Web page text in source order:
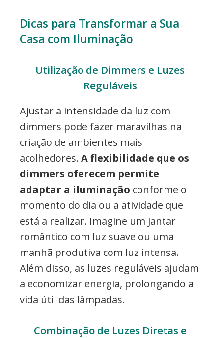
Dicas para Transformar a Sua
Casa com Iluminação
Utilização de Dimmers e Luzes
Reguláveis
Ajustar a intensidade da luz com
dimmers pode fazer maravilhas na
criação de ambientes mais
acolhedores. A flexibilidade que os
dimmers oferecem permite
adaptar a iluminação conforme o
momento do dia ou a atividade que
está a realizar. Imagine um jantar
romântico com luz suave ou uma
manhã produtiva com luz intensa.
Além disso, as luzes reguláveis ajudam
a economizar energia, prolongando a
vida útil das lâmpadas.
Combinação de Luzes Diretas e